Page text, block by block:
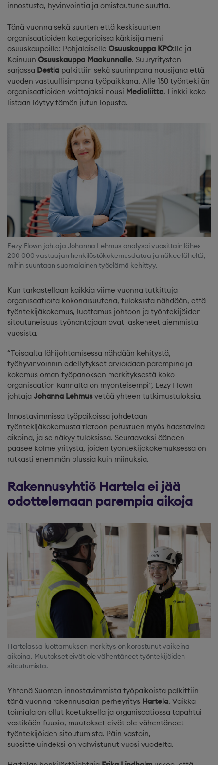
innostusta, hyvinvointia ja omistautuneisuutta.
Tänä vuonna sekä suurten että keskisuurten
organisaatioiden kategorioissa kärkisija meni
osuuskaupoille: Pohjalaiselle Osuuskauppa KPO:lle ja
Kainuun Osuuskauppa Maakunnalle. Suuryritysten
sarjassa Destia palkittiin sekä suurimpana nousijana että
vuoden vastuullisimpana työpaikkana. Alle 150 työntekijän
organisaatioiden voittajaksi nousi Medialiitto. Linkki koko
listaan löytyy tämän jutun lopusta.
Eezy Flown johtaja Johanna Lehmus analysoi vuosittain lähes
200 000 vastaajan henkilöstökokemusdataa ja näkee läheltä,
mihin suuntaan suomalainen työelämä kehittyy.
Kun tarkastellaan kaikkia viime vuonna tutkittuja
organisaatioita kokonaisuutena, tuloksista nähdään, että
työntekijäkokemus, luottamus johtoon ja työntekijöiden
sitoutuneisuus työnantajaan ovat laskeneet aiemmista
vuosista.
“Toisaalta lähijohtamisessa nähdään kehitystä,
työhyvinvoinnin edellytykset arvioidaan parempina ja
kokemus oman työpanoksen merkityksestä koko
organisaation kannalta on myönteisempi”, Eezy Flown
johtaja Johanna Lehmusvetää yhteen tutkimustuloksia.
Innostavimmissa työpaikoissa johdetaan
työntekijäkokemusta tietoon perustuen myös haastavina
aikoina, ja se näkyy tuloksissa. Seuraavaksi ääneen
pääsee kolme yritystä, joiden työntekijäkokemuksessa on
rutkasti enemmän plussia kuin miinuksia.
Rakennusyhtiö Hartela ei jää
odottelemaan parempia aikoja
Hartelassa luottamuksen merkitys on korostunut vaikeina
aikoina. Muutokset eivät ole vähentäneet työntekijöiden
sitoutumista.
Yhtenä Suomen innostavimmista työpaikoista palkittiin
tänä vuonna rakennusalan perheyritys Hartela. Vaikka
toimiala on ollut koetuksella ja organisaatiossa tapahtui
vastikään fuusio, muutokset eivät ole vähentäneet
työntekijöiden sitoutumista. Päin vastoin,
suositteluindeksi on vahvistunut vuosi vuodelta.